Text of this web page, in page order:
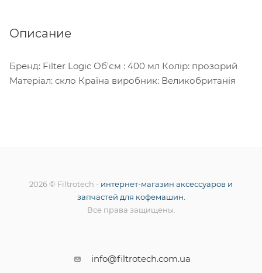
Описание
Бренд: Filter Logic Об'єм : 400 мл Колір: прозорий
Матеріал: скло Країна виробник: Великобританія
2026 © Filtrotech - интернет-магазин аксессуаров и
запчастей для кофемашин.
Все права защищены.
info@filtrotech.com.ua